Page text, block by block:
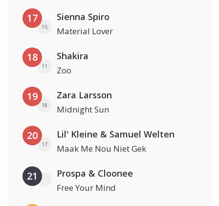
17
15
Sienna Spiro
Material Lover
18
11
Shakira
Zoo
19
18
Zara Larsson
Midnight Sun
20
17
Lil' Kleine & Samuel Welten
Maak Me Nou Niet Gek
21 Prospa & Cloonee
Free Your Mind